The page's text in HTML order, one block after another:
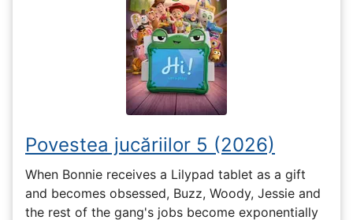
Povestea jucăriilor 5 (2026)
When Bonnie receives a Lilypad tablet as a gift
and becomes obsessed, Buzz, Woody, Jessie and
the rest of the gang's jobs become exponentially